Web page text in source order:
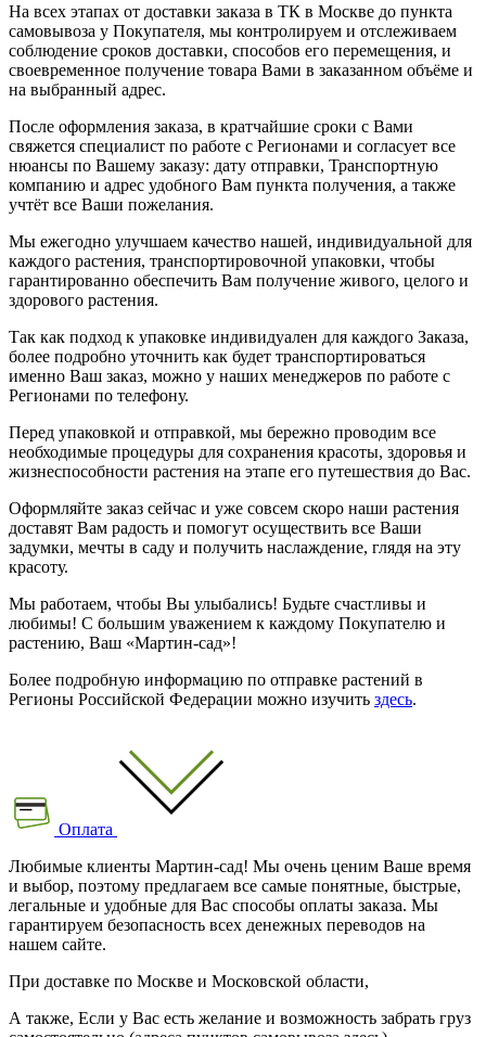
На всех этапах от доставки заказа в ТК в Москве до пункта
самовывоза у Покупателя, мы контролируем и отслеживаем
соблюдение сроков доставки, способов его перемещения, и
своевременное получение товара Вами в заказанном объёме и
на выбранный адрес.
После оформления заказа, в кратчайшие сроки с Вами
свяжется специалист по работе с Регионами и согласует все
нюансы по Вашему заказу: дату отправки, Транспортную
компанию и адрес удобного Вам пункта получения, а также
учтёт все Ваши пожелания.
Мы ежегодно улучшаем качество нашей, индивидуальной для
каждого растения, транспортировочной упаковки, чтобы
гарантированно обеспечить Вам получение живого, целого и
здорового растения.
Так как подход к упаковке индивидуален для каждого Заказа,
более подробно уточнить как будет транспортироваться
именно Ваш заказ, можно у наших менеджеров по работе с
Регионами по телефону.
Перед упаковкой и отправкой, мы бережно проводим все
необходимые процедуры для сохранения красоты, здоровья и
жизнеспособности растения на этапе его путешествия до Вас.
Оформляйте заказ сейчас и уже совсем скоро наши растения
доставят Вам радость и помогут осуществить все Ваши
задумки, мечты в саду и получить наслаждение, глядя на эту
красоту.
Мы работаем, чтобы Вы улыбались! Будьте счастливы и
любимы! С большим уважением к каждому Покупателю и
растению, Ваш «Мартин-сад»!
Более подробную информацию по отправке растений в
Регионы Российской Федерации можно изучить здесь.
Оплата
Любимые клиенты Мартин-сад! Мы очень ценим Ваше время
и выбор, поэтому предлагаем все самые понятные, быстрые,
легальные и удобные для Вас способы оплаты заказа. Мы
гарантируем безопасность всех денежных переводов на
нашем сайте.
При доставке по Москве и Московской области,
А также, Если у Вас есть желание и возможность забрать груз